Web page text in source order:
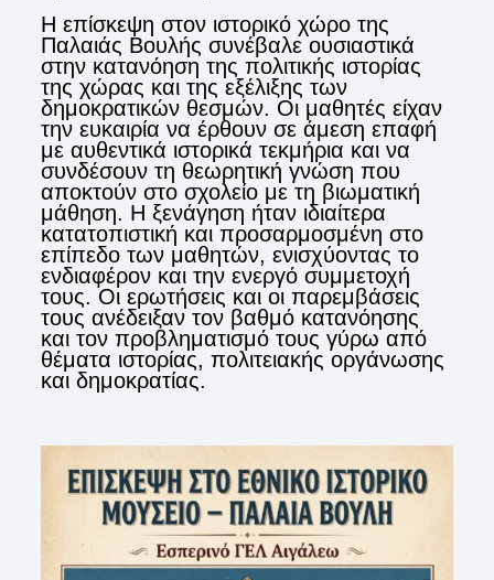
Η επίσκεψη στον ιστορικό χώρο της
Παλαιάς Βουλής συνέβαλε ουσιαστικά
στην κατανόηση της πολιτικής ιστορίας
της χώρας και της εξέλιξης των
δημοκρατικών θεσμών. Οι μαθητές είχαν
την ευκαιρία να έρθουν σε άμεση επαφή
με αυθεντικά ιστορικά τεκμήρια και να
συνδέσουν τη θεωρητική γνώση που
αποκτούν στο σχολείο με τη βιωματική
μάθηση. Η ξενάγηση ήταν ιδιαίτερα
κατατοπιστική και προσαρμοσμένη στο
επίπεδο των μαθητών, ενισχύοντας το
ενδιαφέρον και την ενεργό συμμετοχή
τους. Οι ερωτήσεις και οι παρεμβάσεις
τους ανέδειξαν τον βαθμό κατανόησης
και τον προβληματισμό τους γύρω από
θέματα ιστορίας, πολιτειακής οργάνωσης
και δημοκρατίας.